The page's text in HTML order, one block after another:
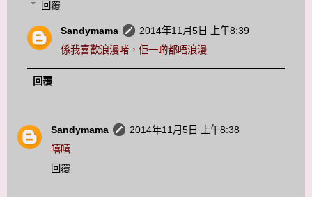
回覆
Sandymama
2014年11月5日 上午8:39
係我喜歡浪漫啫，佢一啲都唔浪漫
回覆
Sandymama
2014年11月5日 上午8:38
嘻嘻
回覆